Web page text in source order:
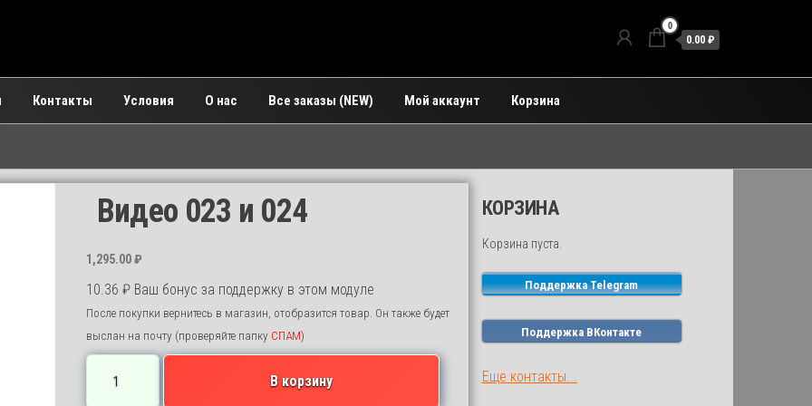
0
0.00 ₽
Контакты Условия О нас Все заказы (NEW) Мой аккаунт Корзина
Видео 023 и 024
1,295.00₽
10.36 ₽Ваш бонус за поддержку в этом модуле
После покупки вернитесь в магазин, отобразится товар. Он также будет
выслан на почту (проверяйте папку СПАМ)
Количество
товара
В корзину
КОРЗИНА
Корзина пуста.
Поддержка Telegram
Поддержка ВКонтакте
Еще контакты...